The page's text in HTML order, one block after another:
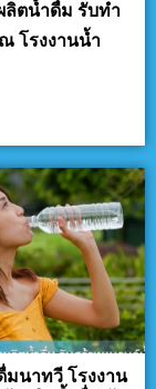
ลิตน้ำดื่ม รับทำ
โรงงานน้ำ
มนาทวี โรงงาน